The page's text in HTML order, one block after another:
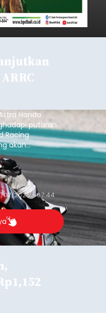
Honda
putaran
Racing
akan
Tenggara
07/2026 - 07:44